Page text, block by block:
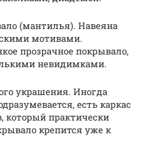
(мантилья). Навеяна
мотивами.
прозрачное покрывало,
невидимками.
украшения. Иногда
есть каркас
который практически
крепится уже к